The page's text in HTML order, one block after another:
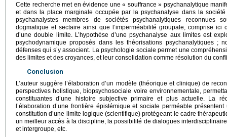
Cette recherche met en évidence une « souffrance » psychanalytique
et dans la place marginale occupée par la psychanalyse dans la
psychanalystes membres de sociétés psychanalytiques reconnues
dogmatique et sectaire ainsi que l’imperméabilité groupale, comprise ici
d’une double limite. L’hypothèse d’une psychanalyse aux limites est
psychodynamique proposés dans les théorisations psychanalytiques ;
défenses qui s’y associent. La psychologie sociale permet une
des limites et des croyances, et leur consolidation comme résolution du
Conclusion
L’auteur suggère l’élaboration d’un modèle (théorique et clinique) de
perspectives holistique, biopsychosociale voire environnementale,
constituantes d’une histoire subjective primaire et plus actuelle. La
l’élaboration d’une frontière épistémique et sociale perméable
constitution d’une limite logique (scientifique) protégeant le cadre
un meilleur accès à la discipline, la possibilité de dialogues
et intergroupe, etc.